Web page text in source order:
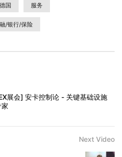
德国 服务
/银行/保险
展会] 安卡控制论 - 关键基础设施
Next Video